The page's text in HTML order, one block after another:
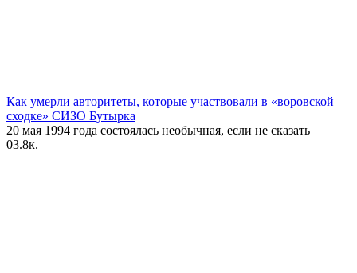
Как умерли авторитеты, которые участвовали в «воровской
сходке» СИЗО Бутырка
20 мая 1994 года состоялась необычная, если не сказать
03.8к.